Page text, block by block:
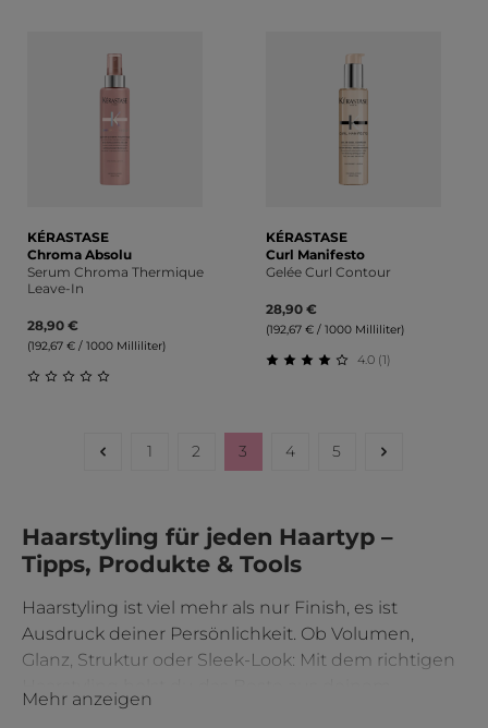
KÉRASTASE
Chroma Absolu
Serum Chroma Thermique
Leave-In
28,90 €
(192,67 € / 1000 Milliliter)
KÉRASTASE
Curl Manifesto
Gelée Curl Contour
28,90 €
(192,67 € / 1000 Milliliter)
4.0 (1)
Seite
1 Seite
2 Seite
3 Seite
4 Seite
5
Haarstyling für jeden Haartyp –
Tipps, Produkte & Tools
Haarstyling ist viel mehr als nur Finish, es ist
Ausdruck deiner Persönlichkeit. Ob Volumen,
Glanz, Struktur oder Sleek-Look: Mit dem richtigen
Haarschnitt heraus und verwandelst deine
Mehr anzeigen